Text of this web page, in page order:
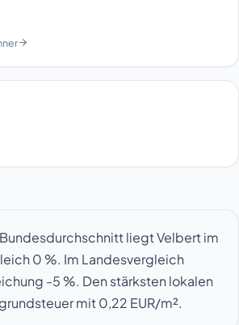
liegt Velbert im
0 %. Im Landesvergleich
-5 %. Den stärksten lokalen
mit 0,22 EUR/m².